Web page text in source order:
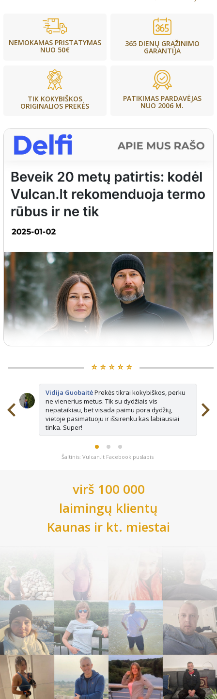
NEMOKAMAS PRISTATYMAS
NUO 50€
365 DIENŲ GRĄŽINIMO
GARANTIJA
TIK KOKYBIŠKOS
ORIGINALIOS PREKĖS
PATIKIMAS PARDAVĖJAS
NUO 2006 M.
⭐️ ⭐️ ⭐️ ⭐️ ⭐️
Vidija GuobaitėPrekės tikrai kokybiškos, perku
ne vienerius metus. Tik su dydžiais vis
nepataikiau, bet visada paimu pora dydžių,
vietoje pasimatuoju ir išsirenku kas labiausiai
tinka. Super!
Šaltinis: Vulcan.lt Facebook puslapis
virš 100 000
laimingų klientų
Kaunas ir kt. miestai